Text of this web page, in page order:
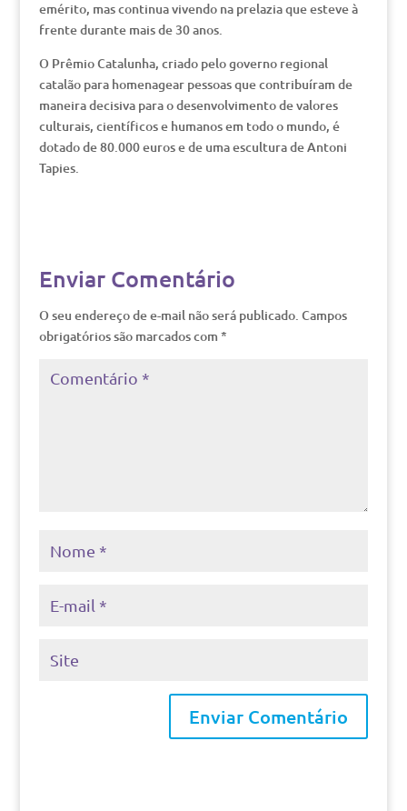
emérito, mas continua vivendo na prelazia que esteve à
frente durante mais de 30 anos.
O Prêmio Catalunha, criado pelo governo regional
catalão para homenagear pessoas que contribuíram de
maneira decisiva para o desenvolvimento de valores
culturais, científicos e humanos em todo o mundo, é
dotado de 80.000 euros e de uma escultura de Antoni
Tapies.
Enviar Comentário
O seu endereço de e-mail não será publicado. Campos
obrigatórios são marcados com *